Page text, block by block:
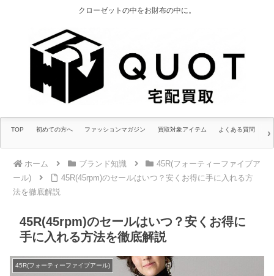
クローゼットの中をお財布の中に。
TOP 初めての方へ ファッションマガジン 買取対象アイテム よくある質問
ホーム ブランド知識
45R(フォーティーファイブア
ール)
45R(45rpm)のセールはいつ？安くお得に手に入れる方
法を徹底解説
45R(45rpm)のセールはいつ？安くお得に
手に入れる方法を徹底解説
45R(フォーティーファイブアール)